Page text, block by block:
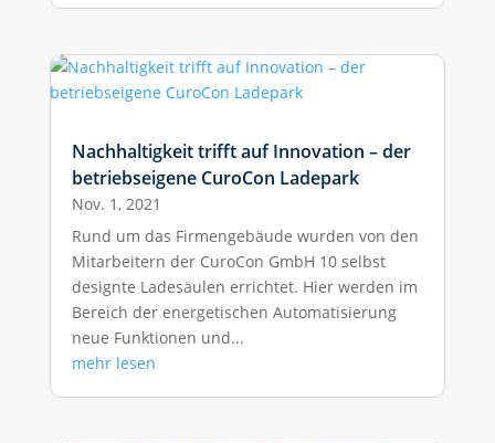
Nachhaltigkeit trifft auf Innovation – der
betriebseigene CuroCon Ladepark
Nov. 1, 2021
Rund um das Firmengebäude wurden von den
Mitarbeitern der CuroCon GmbH 10 selbst
designte Ladesäulen errichtet. Hier werden im
Bereich der energetischen Automatisierung
neue Funktionen und...
mehr lesen